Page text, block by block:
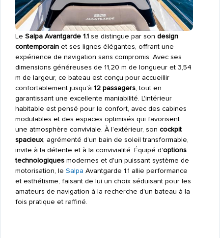
Le Salpa Avantgarde 1.1se distingue par son design
contemporainet ses lignes élégantes, offrant une
expérience de navigation sans compromis. Avec ses
dimensions généreuses de 11,20 m de longueur et 3,54
m de largeur, ce bateau est conçu pour accueillir
confortablement jusqu'à 12 passagers, tout en
garantissant une excellente maniabilité. L'intérieur
habitable est pensé pour le confort, avec des cabines
modulables et des espaces optimisés qui favorisent
une atmosphère conviviale. À l’extérieur, son cockpit
spacieux, agrémenté d’un bain de soleil transformable,
invite à la détente et à la convivialité. Équipé d'options
technologiquesmodernes et d'un puissant système de
motorisation, le Salpa Avantgarde 1.1 allie performance
et esthétisme, faisant de lui un choix séduisant pour les
amateurs de navigation à la recherche d'un bateau à la
fois pratique et raffiné.